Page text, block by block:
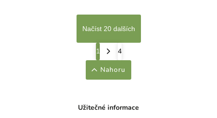
Načíst 20 dalších
1
4
Nahoru
Užitečné informace